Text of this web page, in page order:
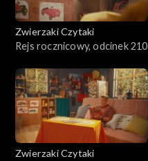
Zwierzaki Czytaki
Rejs rocznicowy, odcinek 210
Zwierzaki Czytaki